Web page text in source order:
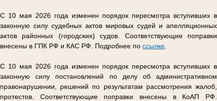
С 10 мая 2026 года изменен порядок пересмотра вступивших в
законную силу судебных актов мировых судей и апелляционных
актов районных (городских) судов. Соответствующие поправки
внесены в ГПК РФ и КАС РФ. Подробнее по ссылке
С 10 мая 2026 года изменен порядок пересмотра вступивших в
законную силу постановлений по делу об административном
правонарушении, решений по результатам рассмотрения жалоб,
протестов. Соответствующие поправки внесены в КоАП РФ.